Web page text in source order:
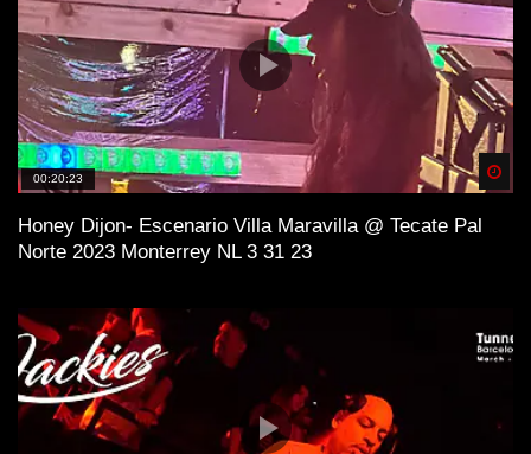
00:20:23
Honey Dijon- Escenario Villa Maravilla @ Tecate Pal
Norte 2023 Monterrey NL 3 31 23